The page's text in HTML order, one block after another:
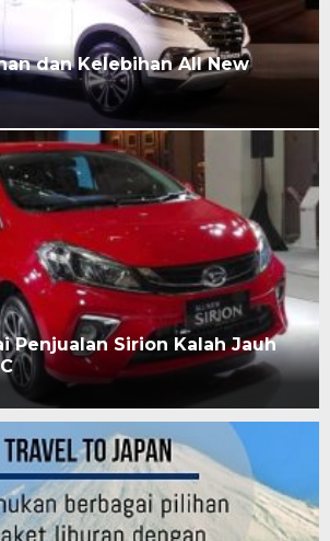
dan Kelebihan All New
Penjualan Sirion Kalah Jauh